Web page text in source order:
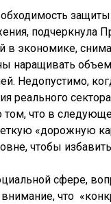
защиты
экономике,
наращивать
Недопустимо,
реального
что в
«дорожную
чтобы
сфере,
что